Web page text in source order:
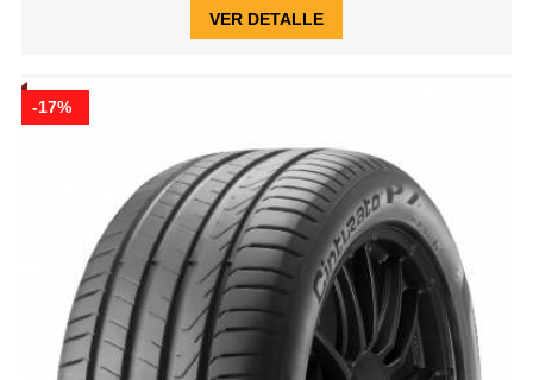
VER DETALLE
-17%